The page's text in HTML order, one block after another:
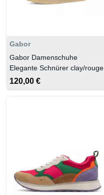
Gabor
Gabor Damenschuhe
Elegante Schnürer clay/rouge
120,00 €